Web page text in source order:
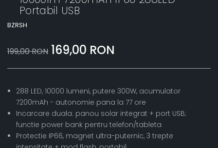
Portabil USB
BZRSH
199,00 RON 169,00 RON
288 LED, 10000 lumeni, putere 300W, acumulator
7200mAh - autonomie pana la 77 ore
Incarcare duala: panou solar integrat + port USB;
functie power bank pentru telefon/tableta
Protectie IP66, magnet ultra-puternic, 3 trepte